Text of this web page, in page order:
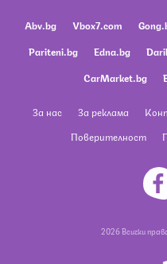
Abv.bg Vbox7.com
Pariteni.bg
Edna.bg
CarMarket.bg
За нас За реклама
Поверителност
2026 Всички